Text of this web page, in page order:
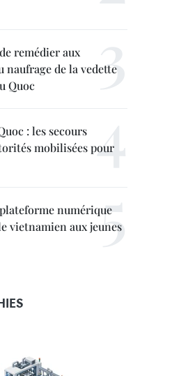
remédier aux
naufrage de la vedette
Quoc
: les secours
mobilisées pour
numérique
vietnamien aux jeunes